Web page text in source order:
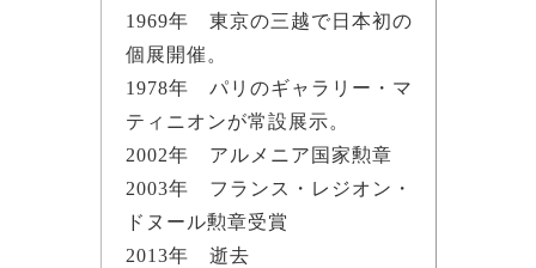
1969年 東京の三越で日本初の
個展開催。
1978年 パリのギャラリー・マ
ティニオンが常設展示。
2002年 アルメニア国家勲章
2003年 フランス・レジオン・
ドヌール勲章受賞
2013年 逝去